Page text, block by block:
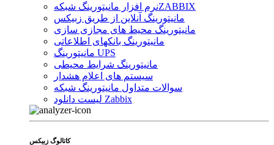
نرم افزار مانیتورینگ شبکهZABBIX
مانیتورینگ آنلاین از طریق زبیکس
مانیتورینگ محیط های مجازی سازی
مانیتورینگ بانکهای اطلاعاتی
مانیتورینگ UPS
مانیتورینگ شرایط محیطی
سیستم های اعلام هشدار
سوالات متداول مانیتورینگ شبکه
لیست دانلود Zabbix
کاتالوگ زبیکس